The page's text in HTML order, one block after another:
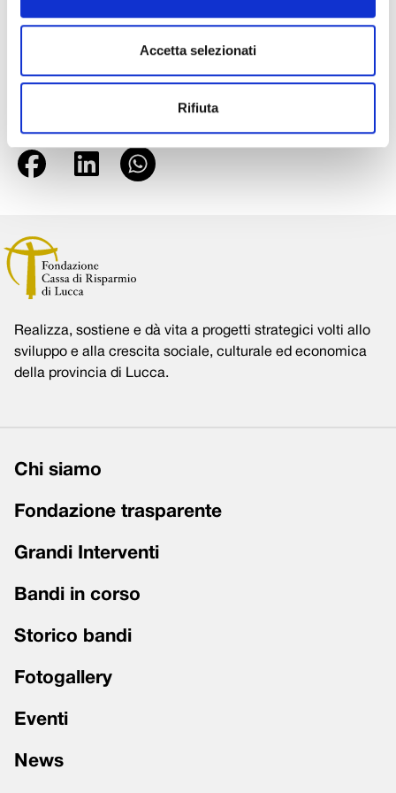
Accetta selezionati
Rifiuta
via posta certificata all’indirizzo
provincia.lucca@postacert.toscana.it.
Foto: https://www.flickr.com/photos/indianfairy/
Realizza, sostiene e dà vita a progetti strategici volti allo
sviluppo e alla crescita sociale, culturale ed economica
della provincia di Lucca.
Chi siamo
Fondazione trasparente
Grandi Interventi
Bandi in corso
Storico bandi
Fotogallery
Eventi
News